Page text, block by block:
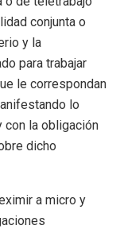
conjunta o
y la
para trabajar
le correspondan
lo
con la obligación
dicho
a micro y